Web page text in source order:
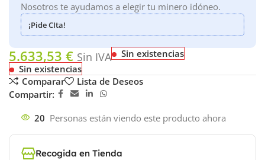
Nosotros te ayudamos a elegir tu minero idóneo.
¡Pide CIta!
5.633,53 € Sin IVA
Sin existencias
Sin existencias
Comparar
Lista de Deseos
Compartir:
20 Personas están viendo este producto ahora
Recogida en Tienda